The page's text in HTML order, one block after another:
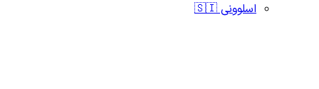
اسلوونی 🇸🇮